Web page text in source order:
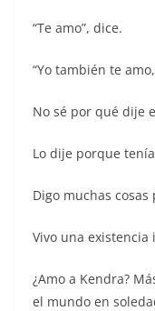
“Te amo”, dice.
“Yo también te
No sé por qué dije
Lo dije porque
Digo muchas
Vivo una existencia
¿Amo a Kendra?
el mundo en